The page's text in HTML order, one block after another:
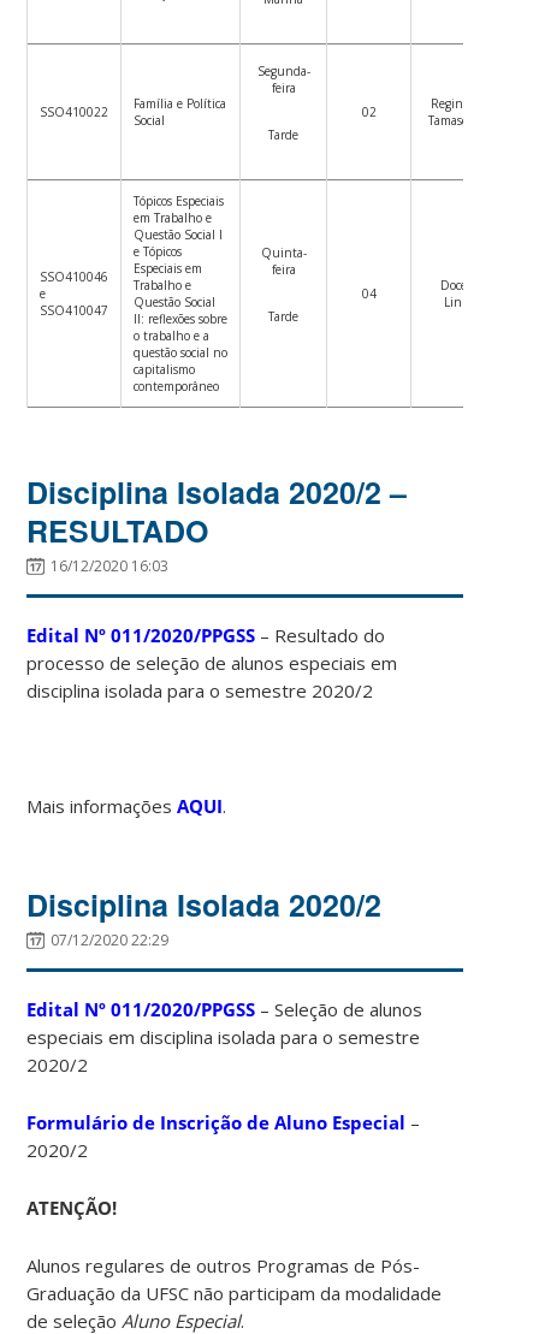
SSO410022
Família e Política
Social
Segunda-
feira
Tarde
02
Regina Celia
Tamaso Mioto
SSO410046
e
SSO410047
Tópicos Especiais
em Trabalho e
Questão Social I
e Tópicos
Especiais em
Trabalho e
Questão Social
II: reflexões sobre
o trabalho e a
questão social no
capitalismo
contemporâneo
Quinta-
feira
Tarde
04
Docentes
Linha 3
Disciplina Isolada 2020/2 –
RESULTADO
16/12/2020 16:03
Edital Nº 011/2020/PPGSS – Resultado do
processo de seleção de alunos especiais em
disciplina isolada para o semestre 2020/2
Mais informaçõesAQUI.
Disciplina Isolada 2020/2
07/12/2020 22:29
Edital Nº 011/2020/PPGSS – Seleção de alunos
especiais em disciplina isolada para o semestre
2020/2
Formulário de Inscrição de Aluno Especial –
2020/2
ATENÇÃO!
Alunos regulares de outros Programas de Pós-
Graduação da UFSC não participam da modalidade
de seleção Aluno Especial.